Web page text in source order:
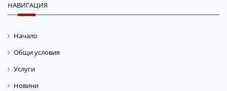
НАВИГАЦИЯ
Начало
Общи условия
Услуги
Новини